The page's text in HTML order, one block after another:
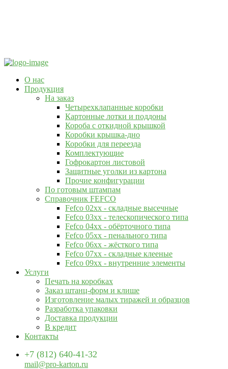
О нас
Продукция
На заказ
Четырехклапанные коробки
Картонные лотки и поддоны
Короба с откидной крышкой
Коробки крышка-дно
Коробки для переезда
Комплектующие
Гофрокартон листовой
Защитные уголки из картона
Прочие конфигурации
По готовым штампам
Справочник FEFCO
Fefco 02xx - складные высечные
Fefco 03xx - телескопического типа
Fefco 04xx - обёрточного типа
Fefco 05xx - пенального типа
Fefco 06xx - жёсткого типа
Fefco 07xx - складные клееные
Fefco 09xx - внутренние элементы
Услуги
Печать на коробках
Заказ штанц-форм и клише
Изготовление малых тиражей и образцов
Разработка упаковки
Доставка продукции
В кредит
Контакты
+7 (812) 640-41-32
mail@pro-karton.ru